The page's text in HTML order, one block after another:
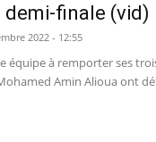
finale (vid)
2022 - 12:55
équipe à remporter ses
Amin Alioua ont